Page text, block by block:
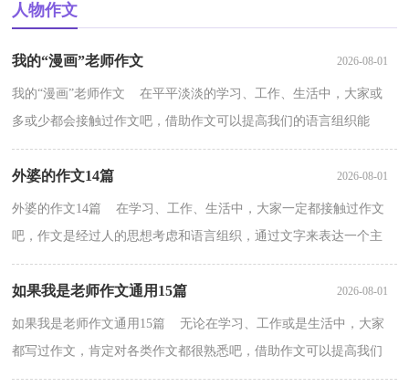
人物作文
我的“漫画”老师作文 2026-08-01
我的“漫画”老师作文 在平平淡淡的学习、工作、生活中，大家或
多或少都会接触过作文吧，借助作文可以提高我们的语言组织能
力。如何写一篇有思想、有文采的作文呢？下面是小编...
外婆的作文14篇 2026-08-01
外婆的作文14篇 在学习、工作、生活中，大家一定都接触过作文
吧，作文是经过人的思想考虑和语言组织，通过文字来表达一个主
题意义的记叙方法。相信写作文是一个让许多人都头痛...
如果我是老师作文通用15篇 2026-08-01
如果我是老师作文通用15篇 无论在学习、工作或是生活中，大家
都写过作文，肯定对各类作文都很熟悉吧，借助作文可以提高我们
的语言组织能力。一篇什么样的作文才能称之为优秀作...